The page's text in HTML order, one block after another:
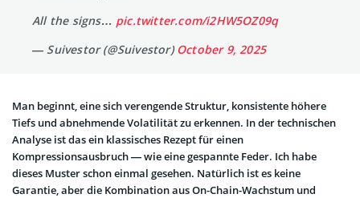
All the signs… pic.twitter.com/i2HW5OZ09q
— Suivestor (@Suivestor)October 9, 2025
Man beginnt, eine sich verengende Struktur, konsistente höhere
Tiefs und abnehmende Volatilität zu erkennen. In der technischen
Analyse ist das ein klassisches Rezept für einen
Kompressionsausbruch — wie eine gespannte Feder. Ich habe
dieses Muster schon einmal gesehen. Natürlich ist es keine
Garantie, aber die Kombination aus On-Chain-Wachstum und